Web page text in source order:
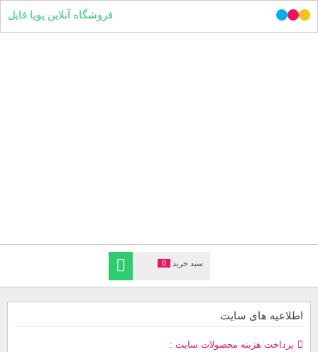
سبد خرید 0
فروشگاه آنلاین پویا فایل
اطلاعیه های سایت
پرداخت هزینه محصولات سایت